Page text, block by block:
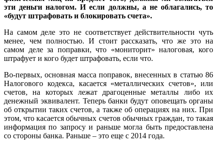
эти деньги налогом. И если должны, а не облагались, то
«будут штрафовать и блокировать счета».
На самом деле это не соответствует действительности чуть
менее, чем полностью. И стоит рассказать, что же это на
самом деле за поправки, что «мониторит» налоговая, кого
штрафует и кого будет штрафовать, если что.
Во-первых, основная масса поправок, внесенных в статью 86
Налогового кодекса, касается «металлических счетов», или
счетов, на которых лежат драгоценные металлы либо их
денежный эквивалент. Теперь банки будут оповещать органы
об открытии таких счетов, а также об операциях на них. При
этом, что касается обычных счетов обычных граждан, то такая
информация по запросу и раньше могла быть предоставлена
со стороны банка. Раньше – это еще с 2014 года.